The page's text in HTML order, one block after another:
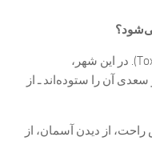
به تجربه زیست در یک شهر سمی (Toxic City). در این شهر،
آن را ستوده‌اند ـ از
از دیدن آسمان، از